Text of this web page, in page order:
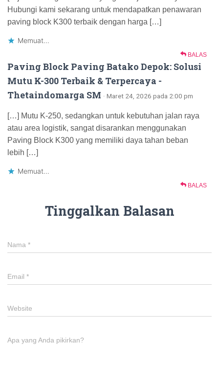
Hubungi kami sekarang untuk mendapatkan penawaran
paving block K300 terbaik dengan harga […]
Memuat...
BALAS
Paving Block Paving Batako Depok: Solusi
Mutu K-300 Terbaik & Terpercaya -
Thetaindomarga SM · Maret 24, 2026 pada 2:00 pm
[…] Mutu K-250, sedangkan untuk kebutuhan jalan raya
atau area logistik, sangat disarankan menggunakan
Paving Block K300 yang memiliki daya tahan beban
lebih […]
Memuat...
BALAS
Tinggalkan Balasan
Nama *
Email *
Website
Apa yang Anda pikirkan?